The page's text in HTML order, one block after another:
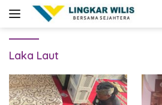
Laka Laut